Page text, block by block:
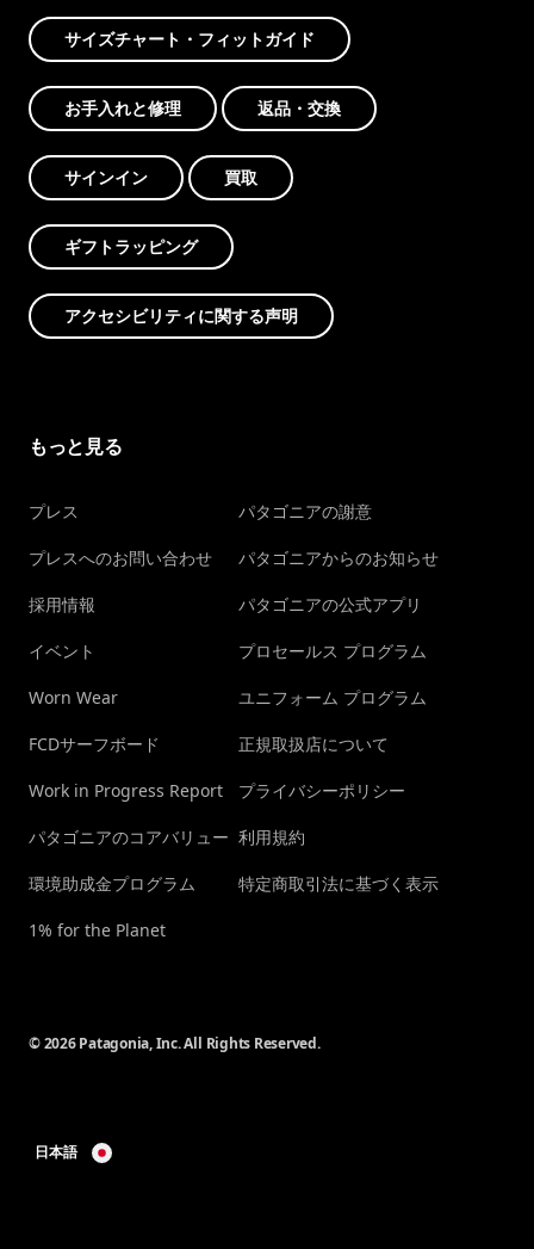
サイズチャート・フィットガイド
お手入れと修理 返品・交換
サインイン 買取
ギフトラッピング
アクセシビリティに関する声明
もっと見る
プレス
プレスへのお問い合わせ
採用情報
イベント
Worn Wear
FCDサーフボード
Work in Progress Report
パタゴニアのコアバリュー
環境助成金プログラム
1% for the Planet
パタゴニアの謝意
パタゴニアからのお知らせ
パタゴニアの公式アプリ
プロセールス プログラム
ユニフォーム プログラム
正規取扱店について
プライバシーポリシー
利用規約
特定商取引法に基づく表示
© 2026 Patagonia, Inc. All Rights Reserved.
日本語